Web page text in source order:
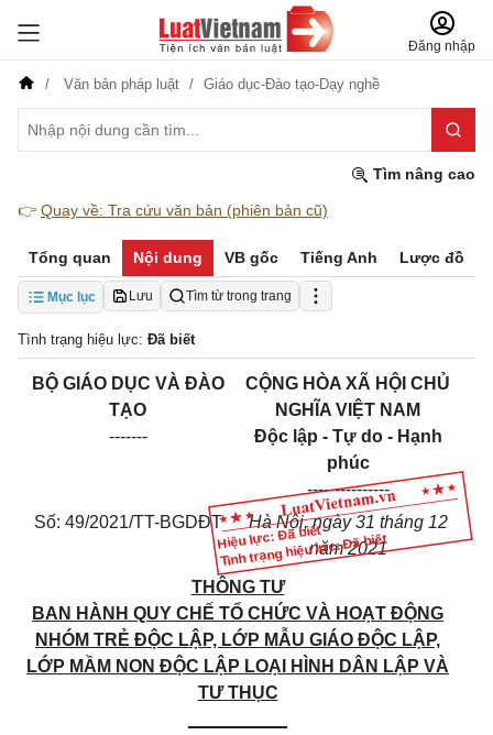
Đăng nhập
Văn bản pháp luật Giáo dục-Đào tạo-Dạy nghề
Tìm nâng cao
👉 Quay về: Tra cứu văn bản (phiên bản cũ)
Tổng quan Nội dung VB gốc Tiếng Anh Lược đồ
Mục lục Lưu Tìm từ trong trang
Tình trạng hiệu lực: Đã biết
Hiệu lực: Đã biết
Tình trạng hiệu lực: Đã biết
BỘ GIÁO DỤC VÀ ĐÀO
TẠO
-------
CỘNG HÒA XÃ HỘI CHỦ
NGHĨA VIỆT NAM
Độc lập - Tự do - Hạnh
phúc
---------------
Số: 49/2021/TT-BGDĐT
Hà Nội, ngày 31 tháng 12
năm 2021
THÔNG TƯ
BAN HÀNH QUY CHẾ TỔ CHỨC VÀ HOẠT ĐỘNG
NHÓM TRẺ ĐỘC LẬP, LỚP MẪU GIÁO ĐỘC LẬP,
LỚP MẦM NON ĐỘC LẬP LOẠI HÌNH DÂN LẬP VÀ
TƯ THỤC